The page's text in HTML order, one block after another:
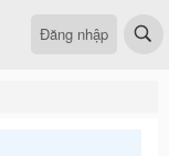
Đăng nhập